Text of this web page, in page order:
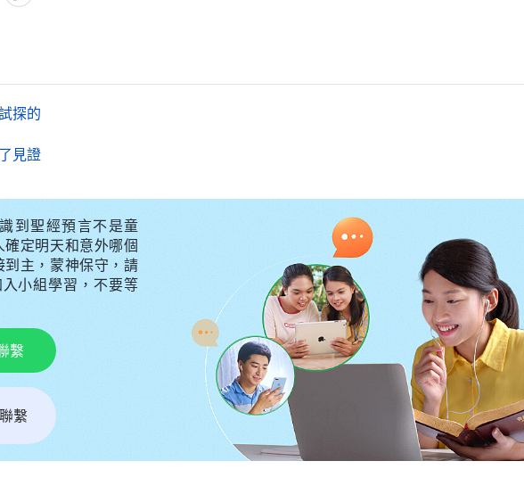
神、渴慕真理的人，通過認真考察全能神的説話、作工，都聽出這聲音就
我明白了道成肉身就是天上的神來到人間發表真理，作工拯救人，從外
要是光看基督的外表，却不注重從神發表的真理、作的工作中來認識基
實容易把基督當成普通人來對待，做出弃絶神、抵擋神的事啊！
成肉身方面的真理，那我們想想宗教界的牧師長老為什麽不承認全能神
呢？主要是因為宗教界的領袖根本就不知道什麽是道成肉身，不清楚道成
，并且他們狂妄自大，絲毫不虚心尋求考察全能神的作工、説話，還頑固
穌是神所道成的肉身，因此他們就能把末後基督全能神説成是一個普通
是道成肉身，他們信的完全是天上渺茫的神。就像主耶穌來作工時，行了
多少神的所有所是，但猶太教的領袖始終没認出來主耶穌就是具有神性實
的外表普通、正常，就把主耶穌當普通人對待，并造謡、毁謗、論斷、定
探的
見證
到聖經預言不是童
定明天和意外哪個
主，蒙神保守，請
小組學習，不要等
繫
繫